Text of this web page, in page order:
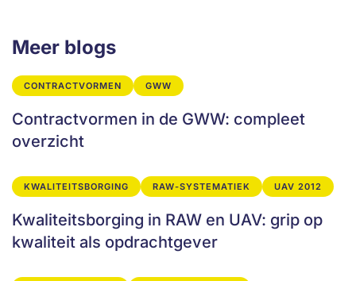
Meer blogs
CONTRACTVORMEN GWW
Contractvormen in de GWW: compleet
overzicht
KWALITEITSBORGING RAW-SYSTEMATIEK UAV 2012
Kwaliteitsborging in RAW en UAV: grip op
kwaliteit als opdrachtgever